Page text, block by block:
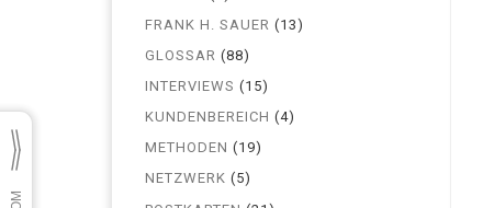
FRANK H. SAUER (13)
GLOSSAR (88)
INTERVIEWS (15)
KUNDENBEREICH (4)
METHODEN (19)
NETZWERK (5)